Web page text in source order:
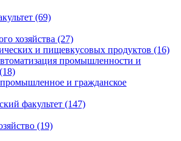
(69)
хозяйства (27)
и пищевкусовых продуктов (16)
промышленности и
и гражданское
факультет (147)
(19)